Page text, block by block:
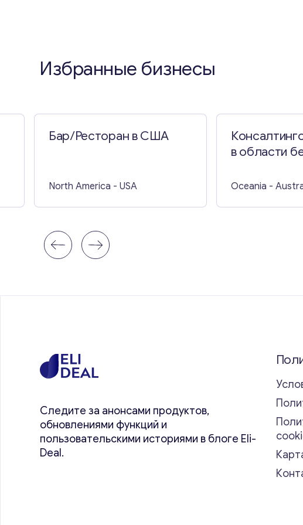
Избранные бизнесы
Бар/Ресторан в США
North America - USA
в области
Oceania -
Следите за анонсами продуктов,
обновлениями функций и
пользовательскими историями в блоге Eli-
Deal.